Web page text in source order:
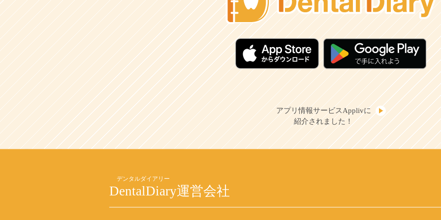
アプリ情報サービスApplivに
紹介されました！
DentalDiary運営会社